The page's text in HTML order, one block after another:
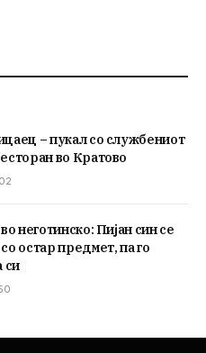
– пукал со службениот
во Кратово
неготинско: Пијан син се
остар предмет, па го
си